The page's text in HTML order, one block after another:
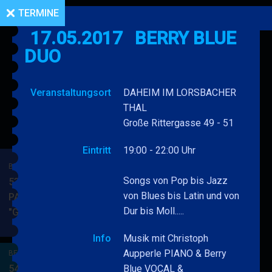
BERRY BLUE & BAND
53. JAZZ Matinee in den
PARKSIDE STUDIOS
"Gypsy Jazz"
&
BERRY BLUE & BAND
54. JAZZ Matinee in den
TERMINE
17.05.2017
BERRY BLUE
DUO
Veranstaltungsort
DAHEIM IM LORSBACHER
THAL
Große Rittergasse 49 - 51
Eintritt 19:00 - 22:00 Uhr
Songs von Pop bis Jazz
von Blues bis Latin und von
Dur bis Moll.....
Info
Musik mit Christoph
Aupperle PIANO & Berry
Blue VOCAL &